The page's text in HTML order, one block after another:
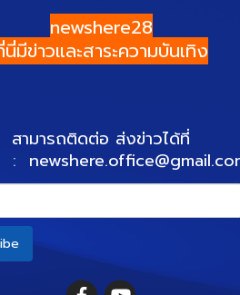
newshere28
นี่มีข่าวและสาระความบันเทิง
สามารถติดต่อ ส่งข่าวได้ที่
: